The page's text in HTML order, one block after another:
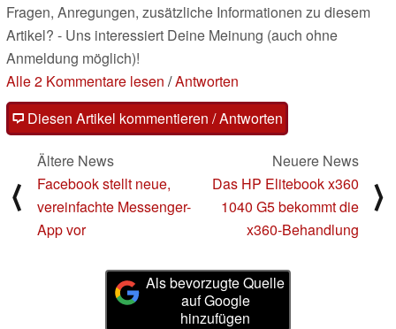
Fragen, Anregungen, zusätzliche Informationen zu diesem
Artikel? - Uns interessiert Deine Meinung (auch ohne
Anmeldung möglich)!
Alle 2 Kommentare lesen /Antworten
Diesen Artikel kommentieren / Antworten
⟨
Ältere News
Facebook stellt neue,
vereinfachte Messenger-
App vor
Neuere News
Das HP Elitebook x360
1040 G5 bekommt die
x360-Behandlung
⟩
Als bevorzugte Quelle
auf Google
hinzufügen